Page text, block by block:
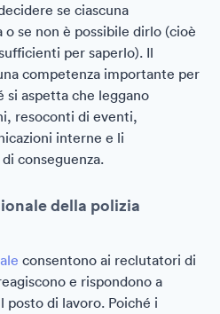
se ciascuna
se non è possibile dirlo (cioè
per saperlo). Il
competenza importante per
si aspetta che leggano
resoconti di eventi,
interne e li
conseguenza.
della polizia
consentono ai reclutatori di
e rispondono a
di lavoro. Poiché i